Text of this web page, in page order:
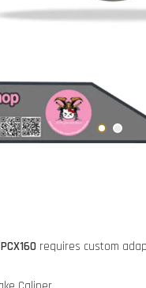
requires custom